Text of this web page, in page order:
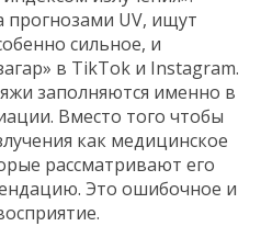
UV, ищут
сильное, и
в TikTok и Instagram.
заполняются именно в
Вместо того чтобы
как медицинское
рассматривают его
Это ошибочное и